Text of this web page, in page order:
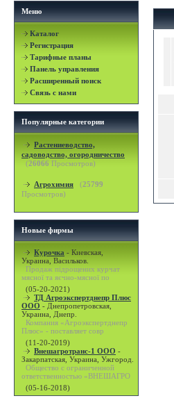
Меню
Каталог
Регистрация
Тарифные планы
Панель управления
Расширенный поиск
Связь с нами
Популярные категории
Растениеводство,
садоводство, огородничество
(26066 Просмотров)
Агрохимия (25799
Просмотров)
Новые фирмы
Курочка - Киевская,
Украина, Васильков.
Продаж підрощених курчат
мясної та яєчно-мясної по
(05-20-2021)
ТД Агроэкспертднепр Плюс
ООО - Днепропетровская,
Украина, Днепр.
Компания «Агроэкспертднепр
Плюс» - поставляет совр
(11-20-2019)
Внешагротранс-1 ООО -
Закарпатская, Украина, Ужгород.
Общество с ограниченной
ответственностью «ВНЕШАГРО
(05-16-2018)